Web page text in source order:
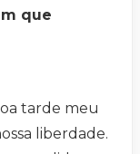
que
tarde meu
liberdade.